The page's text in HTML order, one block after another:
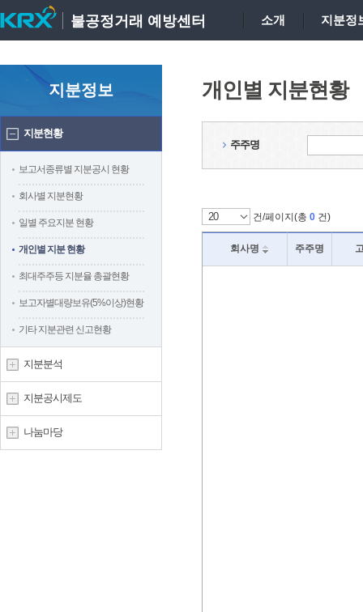
불공정거래 예방센터 소개 지분정
지분정보
지분현황
보고서종류별 지분공시 현황
회사별 지분현황
일별 주요지분 현황
개인별 지분 현황
최대주주등 지분율 총괄현황
보고자별대량보유(5%이상)현황
기타 지분관련 신고현황
지분분석
지분공시제도
나눔마당
개인별 지분현황
주주명
건/페이지(총 0 건)
회사명 주주명